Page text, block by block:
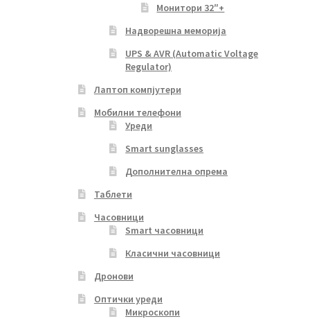
Монитори 32″+
Надворешна меморија
UPS & AVR (Automatic Voltage
Regulator)
Лаптоп компјутери
Мобилни телефони
Уреди
Smart sunglasses
Дополнителна опрема
Таблети
Часовници
Smart часовници
Класични часовници
Дронови
Оптички уреди
Микроскопи